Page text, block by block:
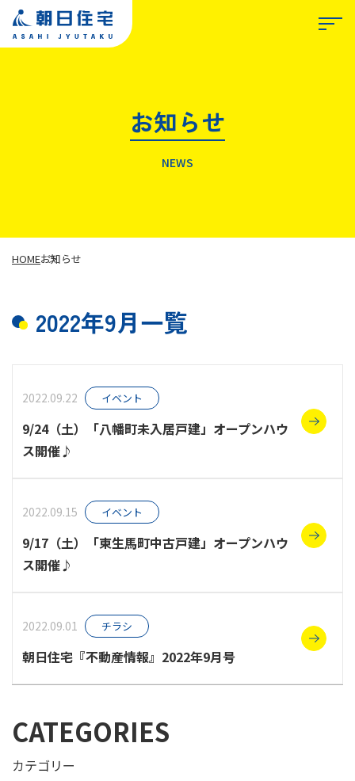
私たちが選ばれる理由
事業紹介
お知らせ
お知らせ
NEWS
HOMEお知らせ
CATEGORIES
カテゴリー
2022年9月一覧
2022.09.22 イベント
9/24（土）「八幡町未入居戸建」オープンハウ
ス開催♪
2022.09.15 イベント
9/17（土）「東生馬町中古戸建」オープンハウ
ス開催♪
2022.09.01 チラシ
朝日住宅『不動産情報』2022年9月号